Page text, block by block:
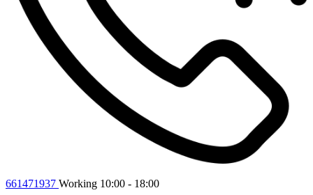
661471937 Working 10:00 - 18:00